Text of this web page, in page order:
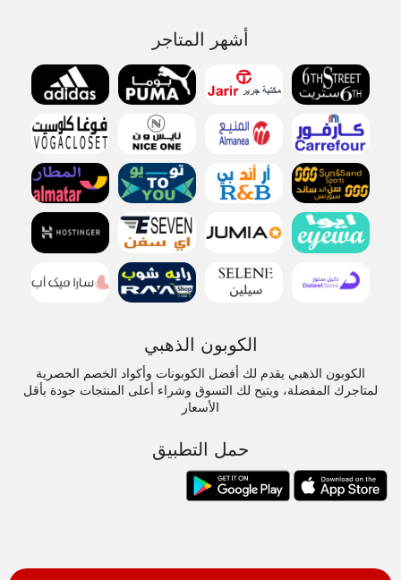
أشهر المتاجر
الكوبون الذهبي
الكوبون الذهبي يقدم لك أفضل الكوبونات وأكواد الخصم الحصرية
لمتاجرك المفضلة، ويتيح لك التسوق وشراء أعلى المنتجات جودة بأقل
الأسعار
حمل التطبيق